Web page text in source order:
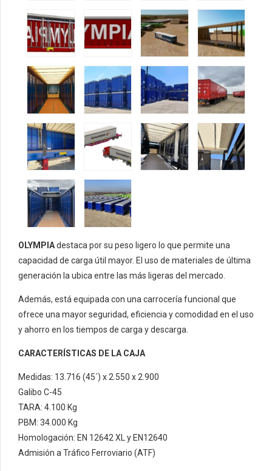
OLYMPIAdestaca por su peso ligero lo que permite una
capacidad de carga útil mayor. El uso de materiales de última
generación la ubica entre las más ligeras del mercado.
Además, está equipada con una carrocería funcional que
ofrece una mayor seguridad, eficiencia y comodidad en el uso
y ahorro en los tiempos de carga y descarga.
CARACTERÍSTICAS DE LA CAJA
Medidas: 13.716 (45´) x 2.550 x 2.900
Galibo C-45
TARA: 4.100 Kg
PBM: 34.000 Kg
Homologación: EN 12642 XL y EN12640
Admisión a Tráfico Ferroviario (ATF)